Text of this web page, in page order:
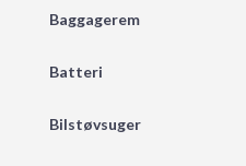
Baggagerem
Batteri
Bilstøvsuger